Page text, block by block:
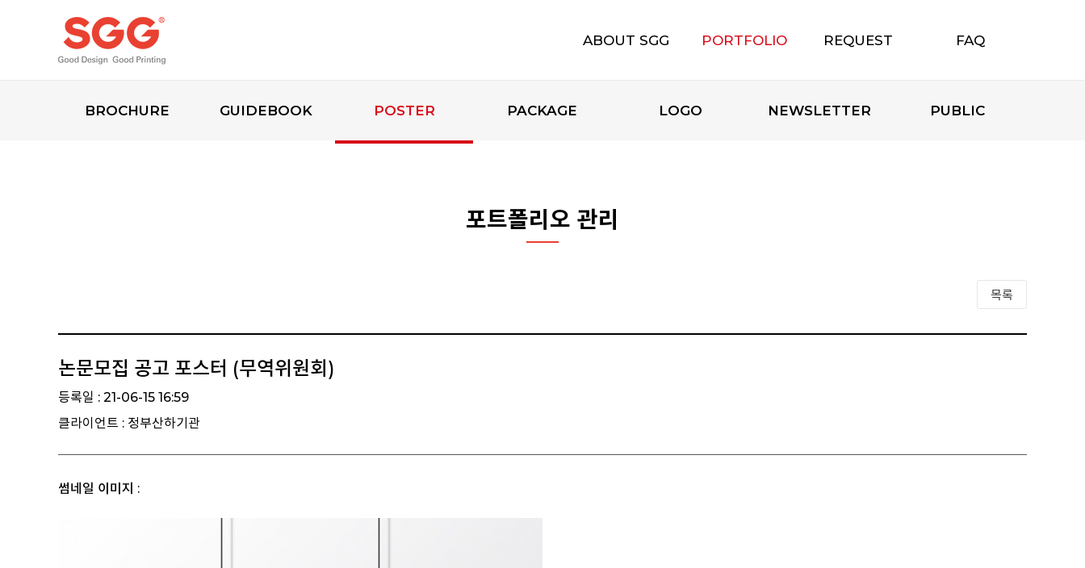
ABOUT SGG
PORTFOLIO
REQUEST
FAQ
BROCHURE GUIDEBOOK POSTER PACKAGE LOGO NEWSLETTER PUBLIC
포트폴리오 관리
목록
논문모집 공고 포스터 (무역위원회)
등록일 : 21-06-15 16:59
클라이언트 : 정부산하기관
썸네일 이미지 :